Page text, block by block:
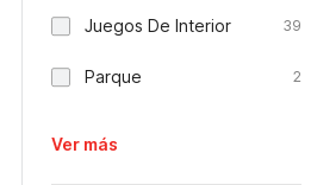
Juegos De Interior 39
Parque 2
Ver más